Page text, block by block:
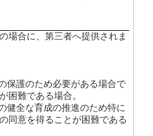
場合に、第三者へ提供されま
保護のため必要がある場合で
困難である場合。
健全な育成の推進のため特に
同意を得ることが困難である